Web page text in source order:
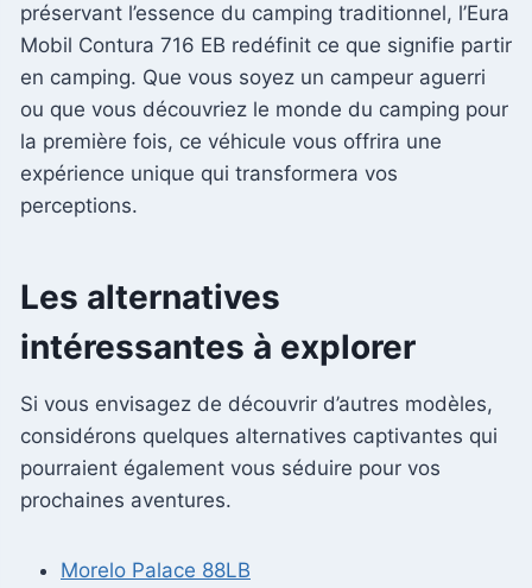
préservant l’essence du camping traditionnel, l’Eura
Mobil Contura 716 EB redéfinit ce que signifie partir
en camping. Que vous soyez un campeur aguerri
ou que vous découvriez le monde du camping pour
la première fois, ce véhicule vous offrira une
expérience unique qui transformera vos
perceptions.
Les alternatives
intéressantes à explorer
Si vous envisagez de découvrir d’autres modèles,
considérons quelques alternatives captivantes qui
pourraient également vous séduire pour vos
prochaines aventures.
Morelo Palace 88LB